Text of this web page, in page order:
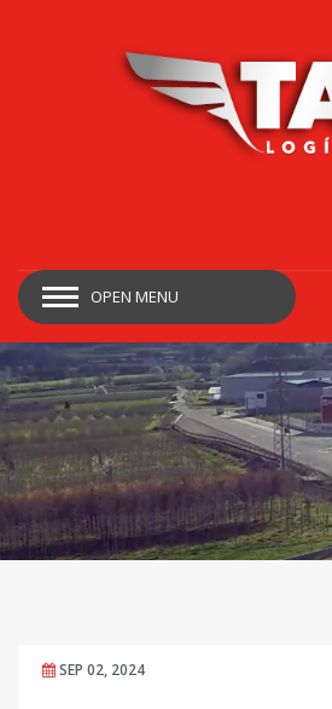
OPEN MENU
SEP 02, 2024